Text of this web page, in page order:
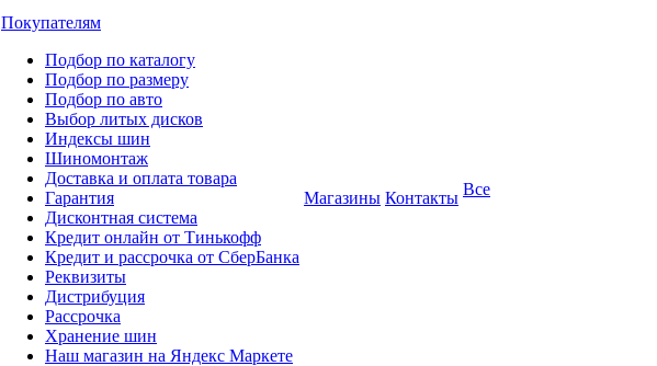
Покупателям
Подбор по каталогу
Подбор по размеру
Подбор по авто
Выбор литых дисков
Индексы шин
Шиномонтаж
Доставка и оплата товара
Гарантия
Дисконтная система
Кредит онлайн от Тинькофф
Кредит и рассрочка от СберБанка
Реквизиты
Дистрибуция
Рассрочка
Хранение шин
Наш магазин на Яндекс Маркете
Магазины Контакты Все